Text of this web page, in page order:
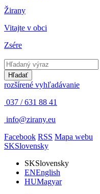
Žirany
Vitajte v obci
Zsére
Hľadať
rozšírené vyhľadávanie
037 / 631 88 41
info@zirany.eu
Facebook RSS Mapa webu
SKSlovensky
SKSlovensky
ENEnglish
HUMagyar